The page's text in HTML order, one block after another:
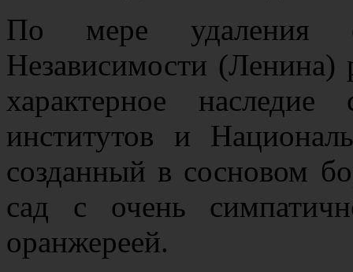
По мере удаления
Независимости
характерное наследие
институтов и
созданный в сосновом
сад с очень
оранжереей.